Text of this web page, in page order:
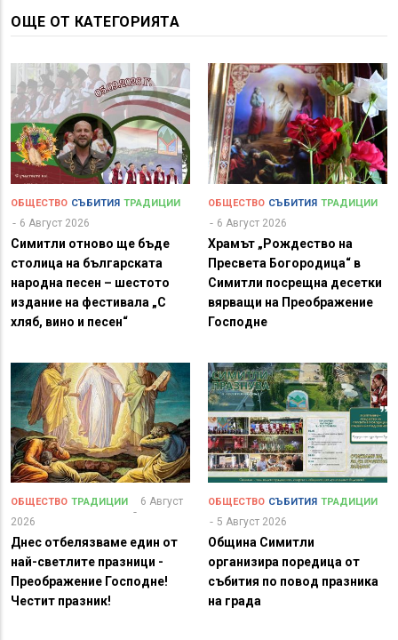
ОЩЕ ОТ КАТЕГОРИЯТА
ОБЩЕСТВО СЪБИТИЯ ТРАДИЦИИ
6 Август 2026
Симитли отново ще бъде
столица на българската
народна песен – шестото
издание на фестивала „С
хляб, вино и песен“
ОБЩЕСТВО СЪБИТИЯ ТРАДИЦИИ
6 Август 2026
Храмът „Рождество на
Пресвета Богородица“ в
Симитли посрещна десетки
вярващи на Преображение
Господне
ОБЩЕСТВО ТРАДИЦИИ
6 Август
2026
Днес отбелязваме един от
най-светлите празници -
Преображение Господне!
Честит празник!
ОБЩЕСТВО СЪБИТИЯ ТРАДИЦИИ
5 Август 2026
Община Симитли
организира поредица от
събития по повод празника
на града